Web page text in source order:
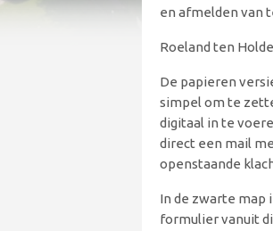
en afmelden van
Roeland ten
De papieren
simpel om te
digitaal in te
direct een mail
openstaande
In de zwarte map
formulier vanuit